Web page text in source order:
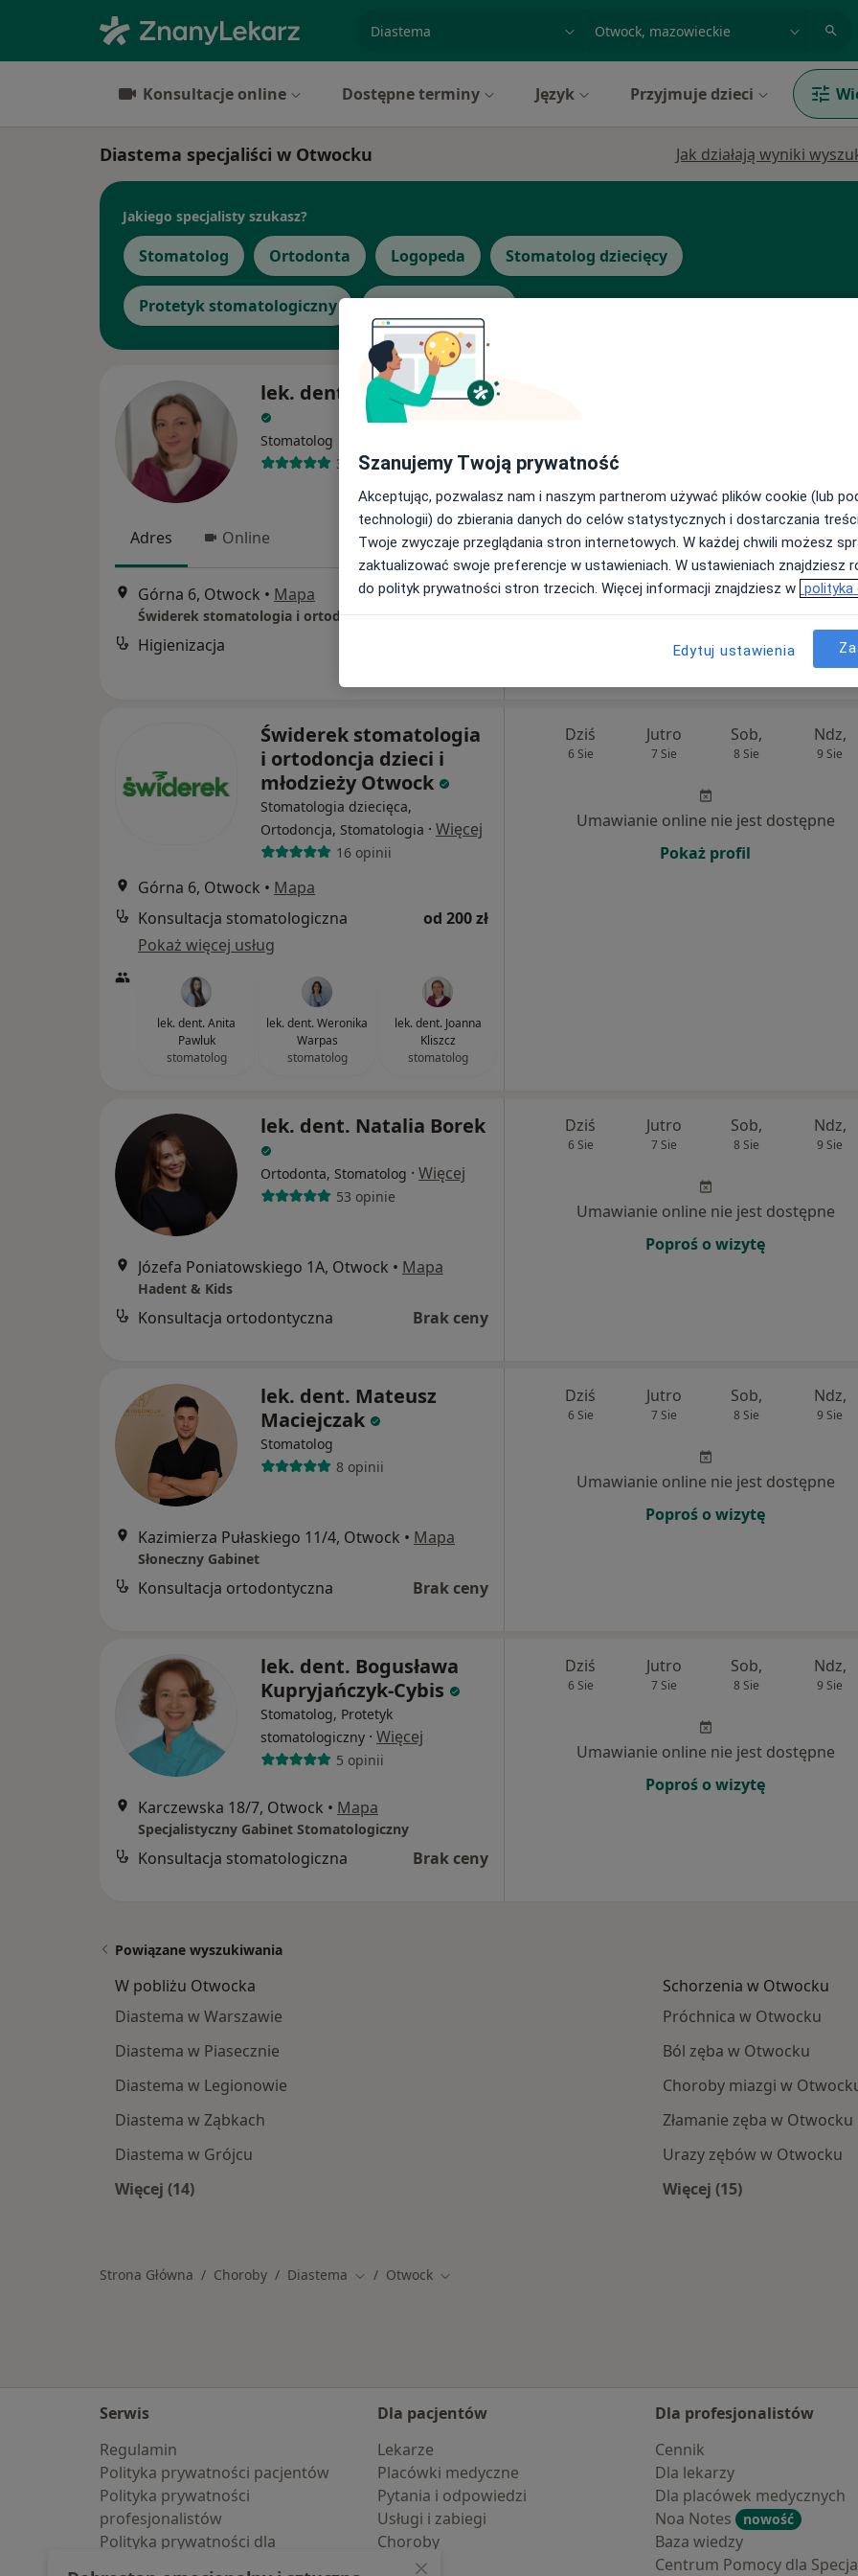
Konsultacje online Dostępne terminy Język Przyjmuje dzieci
Diastema specjaliści w Otwocku Jak działają wyniki
Jakiego specjalisty szukasz?
Stomatolog Ortodonta Logopeda Stomatolog dziecięcy
Protetyk stomatologiczny
lek. dent. Joanna Kliszcz
Stomatolog
3 opinie
Adres Online
Górna 6, Otwock • Mapa
Higienizacja
Poproś o wizytę
Świderek stomatologia
i ortodoncja dzieci i
młodzieży Otwock
Stomatologia dziecięca,
Ortodoncja, Stomatologia · Więcej
16 opinii
Górna 6, Otwock • Mapa
Konsultacja stomatologiczna
od 200 zł
Pokaż więcej usług
lek. dent. Anita
Pawluk
stomatolog
lek. dent. Weronika
Warpas
stomatolog
lek. dent. Joanna
Kliszcz
stomatolog
Dziś
6 Sie
Jutro
7 Sie
Sob,
8 Sie
Ndz,
9 Sie
Umawianie online nie jest dostępne
Pokaż profil
lek. dent. Natalia Borek
Ortodonta, Stomatolog · Więcej
53 opinie
Józefa Poniatowskiego 1A, Otwock • Mapa
Hadent & Kids
Konsultacja ortodontyczna Brak ceny
Dziś
6 Sie
Jutro
7 Sie
Sob,
8 Sie
Ndz,
9 Sie
Umawianie online nie jest dostępne
Poproś o wizytę
lek. dent. Mateusz
Maciejczak
Stomatolog
8 opinii
Kazimierza Pułaskiego 11/4, Otwock • Mapa
Słoneczny Gabinet
Konsultacja ortodontyczna Brak ceny
Dziś
6 Sie
Jutro
7 Sie
Sob,
8 Sie
Ndz,
9 Sie
Umawianie online nie jest dostępne
Poproś o wizytę
lek. dent. Bogusława
Kupryjańczyk-Cybis
Stomatolog, Protetyk
stomatologiczny · Więcej
5 opinii
Karczewska 18/7, Otwock • Mapa
Specjalistyczny Gabinet Stomatologiczny
Konsultacja stomatologiczna Brak ceny
Dziś
6 Sie
Jutro
7 Sie
Sob,
8 Sie
Ndz,
9 Sie
Umawianie online nie jest dostępne
Poproś o wizytę
Powiązane wyszukiwania
W pobliżu Otwocka
Diastema w Warszawie
Diastema w Piasecznie
Diastema w Legionowie
Diastema w Ząbkach
Diastema w Grójcu
Więcej (14)
Schorzenia w Otwocku
Próchnica w Otwocku
Ból zęba w Otwocku
Choroby miazgi w
Złamanie zęba w Otwocku
Urazy zębów w Otwocku
Więcej (15)
Strona Główna Choroby Diastema Zmień miasto
Otwock Zmień miasto
Serwis
Regulamin
Polityka prywatności pacjentów
Polityka prywatności
profesjonalistów
Polityka prywatności dla
Dla pacjentów
Lekarze
Placówki medyczne
Pytania i odpowiedzi
Usługi i zabiegi
Choroby
Pomoc
Dla profesjonalistów
Cennik
Dla lekarzy
Dla placówek medycznych
Noa Notes
nowość
Baza wiedzy
Centrum Pomocy dla
Szanujemy Twoją prywatność
Akceptując, pozwalasz nam i naszym partnerom używać plików cookie (lub
technologii) do zbierania danych do celów statystycznych i dostarczania
Twoje zwyczaje przeglądania stron internetowych. W każdej chwili możesz
zaktualizować swoje preferencje w ustawieniach. W ustawieniach znajdziesz
do polityk prywatności stron trzecich. Więcej informacji znajdziesz w polityka
Edytuj ustawienia